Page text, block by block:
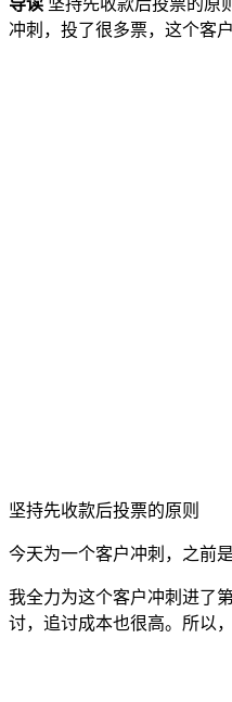
冲刺，投了很多票，这个客
坚持先收款后投票的原则
今天为一个客户冲刺，之前
我全力为这个客户冲刺进了
讨，追讨成本也很高。所以